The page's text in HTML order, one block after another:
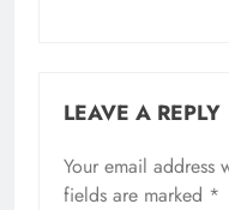
LEAVE A REPLY
Your email address
fields are marked *